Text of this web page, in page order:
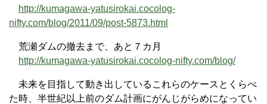
http://kumagawa-yatusirokai.cocolog-
nifty.com/blog/2011/09/post-5873.html
荒瀬ダムの撤去まで、あと７カ月
http://kumagawa-yatusirokai.cocolog-nifty.com/blog/
未来を目指して動き出しているこれらのケースとくらべ
た時、半世紀以上前のダム計画にがんじがらめになってい